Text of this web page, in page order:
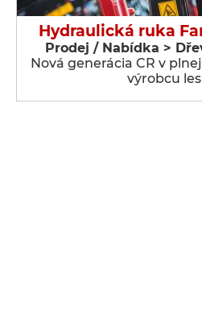
Hydraulická ruka
Prodej / Nabídka >
Nová generácia CR v
výrobcu